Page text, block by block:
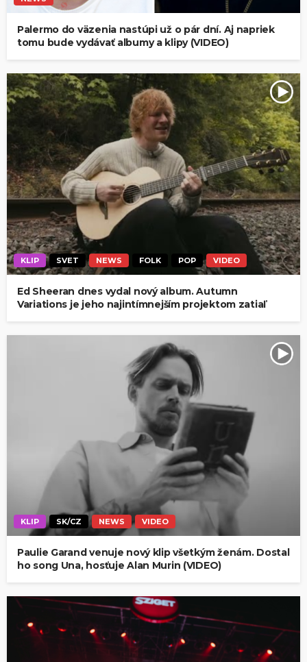
Palermo do väzenia nastúpi už o pár dní. Aj napriek
tomu bude vydávať albumy a klipy (VIDEO)
KLIP SVET NEWS FOLK POP VIDEO
Ed Sheeran dnes vydal nový album. Autumn
Variations je jeho najintímnejším projektom zatiaľ
KLIP SK/CZ NEWS VIDEO
Paulie Garand venuje nový klip všetkým ženám. Dostal
ho song Una, hosťuje Alan Murin (VIDEO)